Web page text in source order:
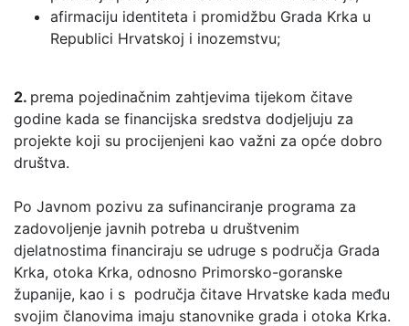
afirmaciju identiteta i promidžbu Grada Krka u
Republici Hrvatskoj i inozemstvu;
2. prema pojedinačnim zahtjevima tijekom čitave
godine kada se financijska sredstva dodjeljuju za
projekte koji su procijenjeni kao važni za opće dobro
društva.
Po Javnom pozivu za sufinanciranje programa za
zadovoljenje javnih potreba u društvenim
djelatnostima financiraju se udruge s područja Grada
Krka, otoka Krka, odnosno Primorsko-goranske
županije, kao i s područja čitave Hrvatske kada među
svojim članovima imaju stanovnike grada i otoka Krka.